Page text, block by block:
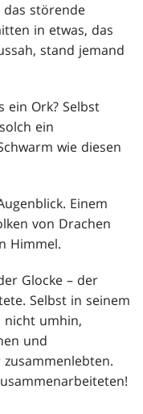
das störende
in etwas, das
stand jemand
ein Ork? Selbst
ein
wie diesen
Einem
von Drachen
Himmel.
Glocke – der
Selbst in seinem
nicht umhin,
und